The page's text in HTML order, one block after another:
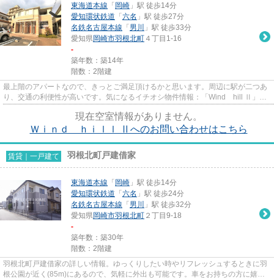
東海道本線 「 岡崎 」駅 徒歩14分
愛知環状鉄道 「 六名 」駅 徒歩27分
名鉄名古屋本線 「 男川
」駅 徒歩33分
愛知県岡崎市羽根北町 ４丁目1-16
-
築年数：築14年
階数：2階建
最上階のアパートなので、きっとご満足頂けるかと思います。周辺に駅が二つあ
り、交通の利便性が高いです。気になるイチオシ物件情報：「Wind hill Ⅱ」。
現在空室情報がありません。
Ｗｉｎｄ ｈｉｌｌ Ⅱへのお問い合わせはこちら
賃貸｜一戸建て 羽根北町戸建借家
東海道本線 「 岡崎 」駅 徒歩14分
愛知環状鉄道 「 六名 」駅 徒歩24分
名鉄名古屋本線 「 男川
」駅 徒歩32分
愛知県岡崎市羽根北町 ２丁目9-18
-
築年数：築30年
階数：2階建
羽根北町戸建借家の詳しい情報。ゆっくりしたい時やリフレッシュするときに羽
根公園が近く(85m)にあるので、気軽に外出も可能です。車をお持ちの方に嬉し